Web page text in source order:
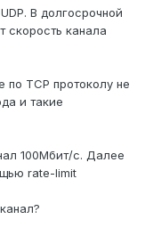
В долгосрочной
скорость канала
по TCP протоколу не
и такие
100Мбит/с. Далее
rate-limit